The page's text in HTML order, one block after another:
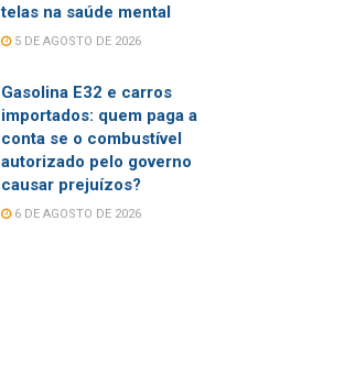
telas na saúde mental
5 DE AGOSTO DE 2026
Gasolina E32 e carros
importados: quem paga a
conta se o combustível
autorizado pelo governo
causar prejuízos?
6 DE AGOSTO DE 2026